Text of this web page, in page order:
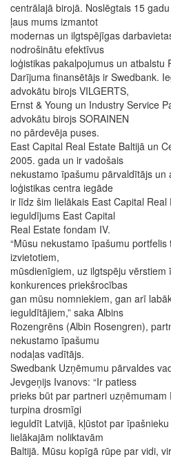
centrālajā birojā. Noslēgtais 15
ļaus mums izmantot
modernas un ilgtspējīgas
nodrošinātu efektīvus
loģistikas pakalpojumus un atbalstu
Darījuma finansētājs ir Swedbank.
advokātu birojs VILGERTS,
Ernst & Young un Industry Service
advokātu birojs SORAINEN
no pārdevēja puses.
East Capital Real Estate Baltijā un
2005. gada un ir vadošais
nekustamo īpašumu pārvaldītājs
loģistikas centra iegāde
ir līdz šim lielākais East Capital
ieguldījums East Capital
Real Estate fondam IV.
“Mūsu nekustamo īpašumu
izvietotiem,
mūsdienīgiem, uz ilgtspēju
konkurences priekšrocības
gan mūsu nomniekiem, gan arī
ieguldītājiem,” saka Albins
Rozengrēns (Albin Rosengren),
nekustamo īpašumu
nodaļas vadītājs.
Swedbank Uzņēmumu pārvaldes
Jevgeņijs Ivanovs: “Ir patiess
prieks būt par partneri uzņēmumam
turpina drosmīgi
ieguldīt Latvijā, kļūstot par
lielākajām noliktavām
Baltijā. Mūsu kopīgā rūpe par vidi,